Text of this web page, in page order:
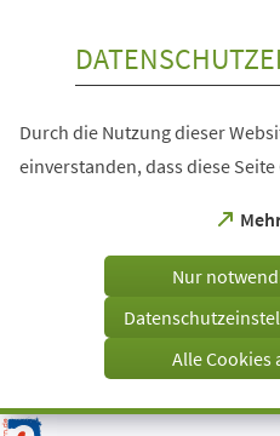
Visuelle
Durch die Nutzung dieser
einverstanden, dass diese
(Öffnet
einem
Tab)
Nur
Alle Cookies